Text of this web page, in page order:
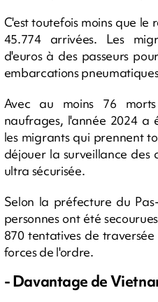
C'est toutefois moins que
45.774 arrivées. Les
d'euros à des passeurs
embarcations
Avec au moins 76
naufrages, l'année 2024 a
les migrants qui prennent
déjouer la surveillance
ultra sécurisée.
Selon la préfecture du
personnes ont été
870 tentatives de
forces de l'ordre.
- Davantage de